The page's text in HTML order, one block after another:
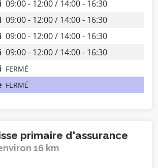
09:00 - 12:00 / 14:00 - 16:30
09:00 - 12:00 / 14:00 - 16:30
09:00 - 12:00 / 14:00 - 16:30
09:00 - 12:00 / 14:00 - 16:30
FERMÉ
FERMÉ
primaire d'assurance
16 km